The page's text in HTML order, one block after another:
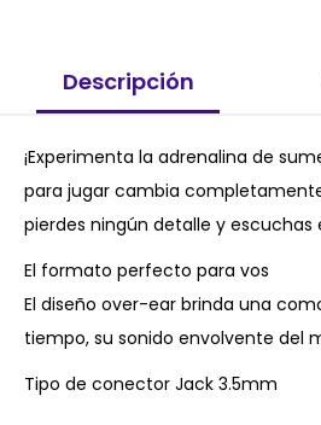
Descripción
¡Experimenta la adrenalina de
para jugar cambia completamente
pierdes ningún detalle y
El formato perfecto para vos
El diseño over-ear brinda una
tiempo, su sonido envolvente del
Tipo de conector Jack 3.5mm